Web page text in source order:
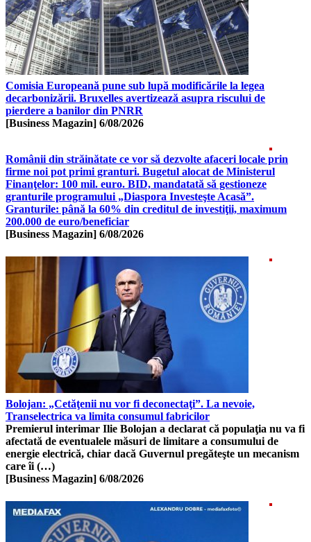
Comisia Europeană pune sub lupă modificările la legea
decarbonizării. Bruxelles avertizează asupra riscului de
pierdere a banilor din PNRR
[Business Magazin] 6/08/2026
Românii din străinătate ce vor să dezvolte afaceri locale prin
firme noi pot primi granturi. Bugetul alocat de Ministerul
Finanţelor: 100 mil. euro. BID, mandatată să gestioneze
granturile programului „Diaspora Investeşte Acasă”.
Granturile: până la 60% din creditul de investiţii, maximum
200.000 de euro/beneficiar
[Business Magazin] 6/08/2026
Bolojan: „Cetăţenii nu vor fi deconectaţi”. La nevoie,
Transelectrica va limita consumul fabricilor
Premierul interimar Ilie Bolojan a declarat că populaţia nu va fi
afectată de eventualele măsuri de limitare a consumului de
energie electrică, chiar dacă Guvernul pregăteşte un mecanism
care îi (…)
[Business Magazin] 6/08/2026